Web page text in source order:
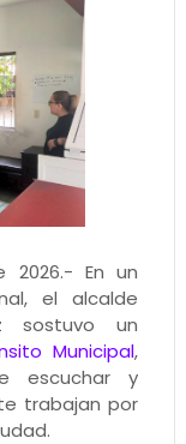
En un
el alcalde
sostuvo un
Municipal,
escuchar y
trabajan por